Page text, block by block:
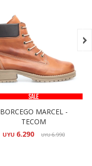
BORCEGO MARCEL -
TECOM
UYU 6.290 UYU6.990
